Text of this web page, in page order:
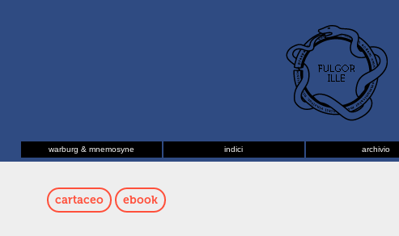
warburg & mnemosyne
indici archivio
cartaceo ebook